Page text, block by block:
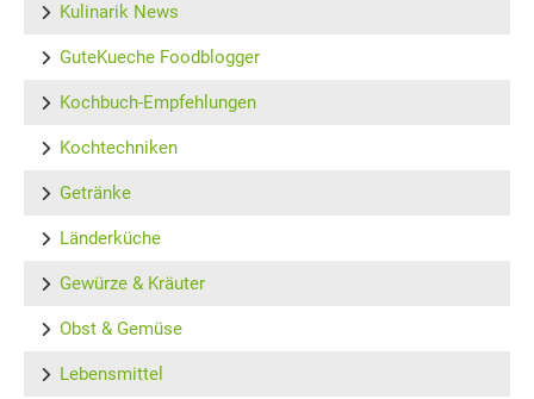
Kulinarik News
GuteKueche Foodblogger
Kochbuch-Empfehlungen
Kochtechniken
Getränke
Länderküche
Gewürze & Kräuter
Obst & Gemüse
Lebensmittel